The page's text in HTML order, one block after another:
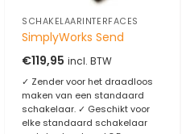
SCHAKELAARINTERFACES
SimplyWorks Send
€119,95 incl. BTW
✓ Zender voor het draadloos
maken van een standaard
schakelaar. ✓ Geschikt voor
elke standaard schakelaar